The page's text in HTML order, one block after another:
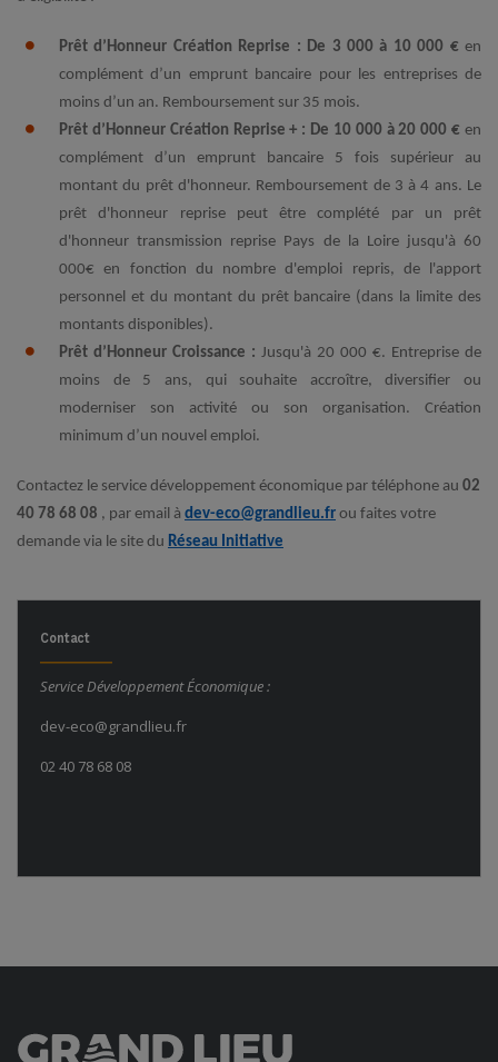
Prêt d’Honneur Création Reprise : De 3 000 à 10 000 € en
complément d’un emprunt bancaire pour les entreprises de
moins d’un an. Remboursement sur 35 mois.
Prêt d’Honneur Création Reprise + : De 10 000 à 20 000 € en
complément d’un emprunt bancaire 5 fois supérieur au
montant du prêt d'honneur. Remboursement de 3 à 4 ans. Le
prêt d'honneur reprise peut être complété par un prêt
d'honneur transmission reprise Pays de la Loire jusqu'à 60
000€ en fonction du nombre d'emploi repris, de l'apport
personnel et du montant du prêt bancaire (dans la limite des
montants disponibles).
Prêt d’Honneur Croissance : Jusqu'à 20 000 €. Entreprise de
moins de 5 ans, qui souhaite accroître, diversifier ou
moderniser son activité ou son organisation. Création
minimum d’un nouvel emploi.
Contactez le service développement économique par téléphone au 02
40 78 68 08 , par email à dev-eco@grandlieu.fr ou faites votre
demande via le site du Réseau Initiative
Contact
Service Développement Économique :
dev-eco@grandlieu.fr
02 40 78 68 08